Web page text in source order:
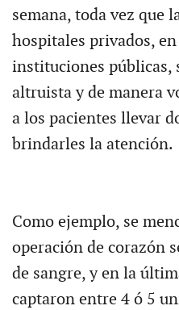
semana, toda vez que
hospitales privados,
instituciones públicas,
altruista y de manera
a los pacientes llevar
brindarles la atención.
Como ejemplo, se
operación de corazón
de sangre, y en la
captaron entre 4 ó 5